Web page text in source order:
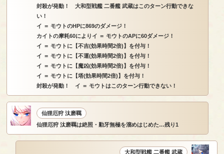
封殺が発動！ 大和型戦艦 二番艦 武蔵はこのターン行動できな
い！
イ ＝ モウトのHPに869のダメージ！
カイトの摩耗60によりイ ＝ モウトのAPに60ダメージ！
イ ＝ モウトに【不吉(効果時間2倍)】を付与！
イ ＝ モウトに【不運(効果時間2倍)】を付与！
イ ＝ モウトに【魔凶(効果時間2倍)】を付与！
イ ＝ モウトに【塔(効果時間2倍)】を付与！
封殺が発動！ イ ＝ モウトはこのターン行動できない！
仙狸厄狩 汰磨羈
仙狸厄狩 汰磨羈は絶照・勦牙無極を溜めはじめた…残り1
大和型戦艦 二番艦 武蔵